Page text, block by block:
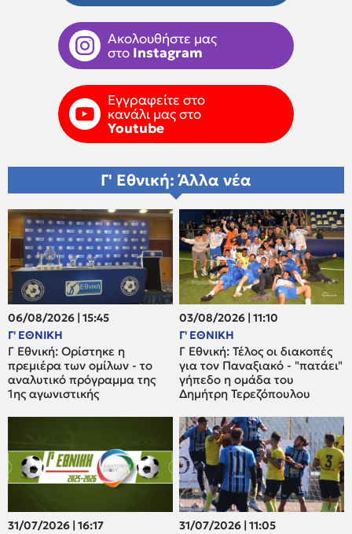
Ακολουθήστε μας
στο Instagram
Εγγραφείτε στο
κανάλι μας στο
Youtube
Γ' Εθνική: Άλλα νέα
06/08/2026 | 15:45
Γ' ΕΘΝΙΚΗ
Γ Εθνική: Ορίστηκε η
πρεμιέρα των ομίλων - το
αναλυτικό πρόγραμμα της
1ης αγωνιστικής
03/08/2026 | 11:10
Γ' ΕΘΝΙΚΗ
Γ Εθνική: Τέλος οι διακοπές
για τον Παναξιακό - "πατάει"
γήπεδο η ομάδα του
Δημήτρη Τερεζόπουλου
31/07/2026 | 16:17
31/07/2026 | 11:05